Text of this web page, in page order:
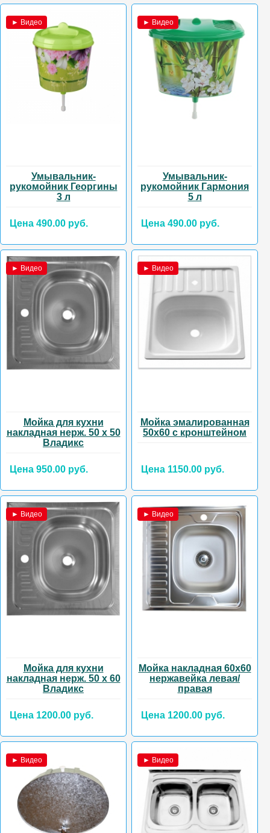
► Видео
Умывальник-
рукомойник Георгины
3 л
Цена 490.00 руб.
► Видео
Умывальник-
рукомойник Гармония
5 л
Цена 490.00 руб.
► Видео
Мойка для кухни
накладная нерж. 50 х 50
Владикс
Цена 950.00 руб.
► Видео
Мойка эмалированная
50х60 с кронштейном
Цена 1150.00 руб.
► Видео
Мойка для кухни
накладная нерж. 50 х 60
Владикс
Цена 1200.00 руб.
► Видео
Мойка накладная 60х60
нержавейка левая/
правая
Цена 1200.00 руб.
► Видео ► Видео